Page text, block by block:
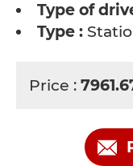
Type of
Type :
Price :